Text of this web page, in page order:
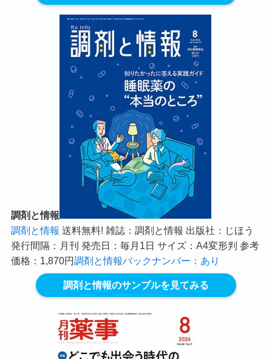
調剤と情報
調剤と情報 送料無料! 雑誌：調剤と情報 出版社：じほう
発行間隔：月刊 発売日：毎月1日 サイズ：A4変形判 参考
価格：1,870円調剤と情報バックナンバー：あり
調剤と情報のサンプルを見てみる